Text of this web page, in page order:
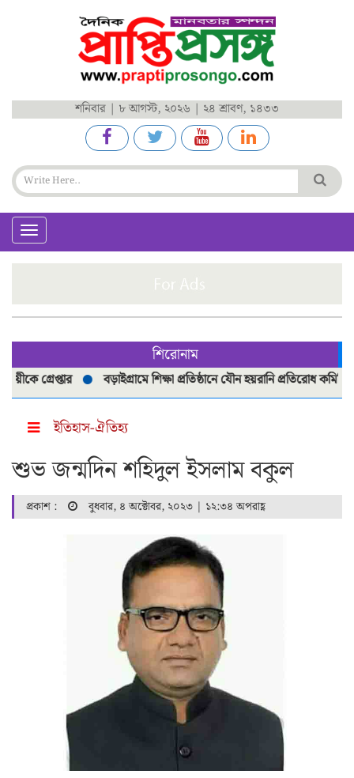
শনিবার | ৮ আগস্ট, ২০২৬ | ২৪ শ্রাবণ, ১৪৩৩
Toggle
navigation
শিরোনাম
বড়াইগ্রামে শিক্ষা প্রতিষ্ঠানে যৌন হয়রানি প্রতিরোধ কমিটি
ইতিহাস-ঐতিহ্য
শুভ জন্মদিন শহিদুল ইসলাম বকুল
প্রকাশ : বুধবার, ৪ অক্টোবর, ২০২৩ | ১২:৩৪ অপরাহ্ণ